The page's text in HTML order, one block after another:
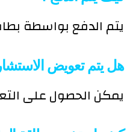
يتم الدفع بواسطة
هل يتم تعويض
يمكن الحصول على